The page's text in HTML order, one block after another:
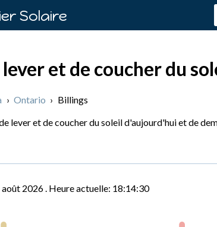
Solaire
et de coucher du
› Ontario › Billings
lever et de coucher du soleil d'aujourd'hui et de
2026 . Heure actuelle: 18:14:31